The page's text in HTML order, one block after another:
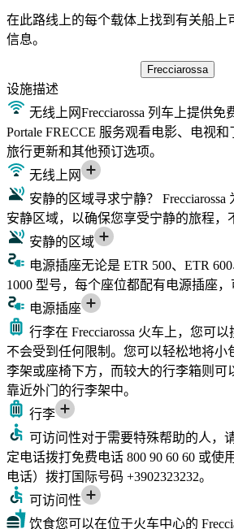
在此路线上的每个载体上找到有关船上
信息。
Frecciarossa
设施描述
无线上网Frecciarossa 列车上提供
Portale FRECCE 服务观看电影、电视
旅行更新和其他预订选项。
无线上网
安静的区域寻求宁静？
安静区域，以确保您享受宁静的旅程，
安静的区域
电源插座无论是 ETR 500、ETR
1000 型号，每个座位都配有电源插座，
电源插座
行李在 Frecciarossa 火车上，您可
不会受到任何限制。您可以轻松地将小
李架或座椅下方，而较大的行李箱则可
靠近外门的行李架中。
行李
可访问性对于需要特殊帮助的人，
定电话拨打免费电话 800 90 60 60 或使
电话）拨打国际号码 +3902323232。
可访问性
饮食您可以在位于火车中心的